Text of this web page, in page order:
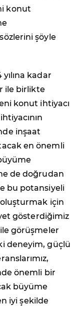
konut
şöyle
kadar
ile birlikte
konut ihtiyacı
inşaat
en önemli
de doğrudan
bu potansiyeli
için
gösterdiğimiz
görüşmeler
deneyim, güçlü
önemli bir
büyüme
iyi şekilde